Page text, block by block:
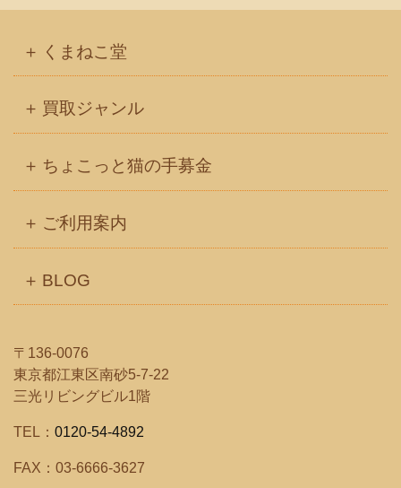
くまねこ堂
買取ジャンル
ちょこっと猫の手募金
ご利用案内
BLOG
〒136-0076
東京都江東区南砂5-7-22
三光リビングビル1階
TEL： 0120-54-4892
FAX：03-6666-3627